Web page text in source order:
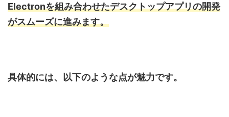
Electronを組み合わせたデスクトップアプリの開発
がスムーズに進みます。
具体的には、以下のような点が魅力です。